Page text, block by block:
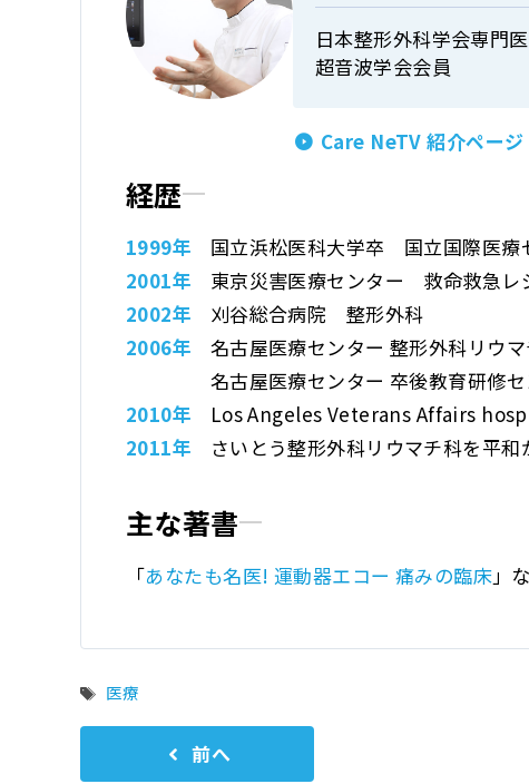
タ
医療
日本整形外科学会専門
超音波学会会員
Care NeTV 紹介ページ
経歴
1999年 国立浜松医科大学卒
国立国際医
2001年
東京災害医療センター
救命救急レ
2002年
刈谷総合病院 整形外科
2006年
名古屋医療センター 整形外科リウ
名古屋医療センター 卒後教育研修
2010年
Los Angeles Veterans Affairs
2011年
さいとう整形外科リウマチ科を平和
主な著書
「あなたも名医! 運動器エコー 痛みの臨床」
前へ